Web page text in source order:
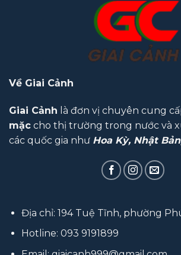
Về Giai Cảnh
Giai Cảnh là đơn vị chuyên cung
mặc cho thị trường trong nước và
các quốc gia như Hoa Kỳ, Nhật
Địa chỉ: 194 Tuệ Tĩnh, phường
Hotline: 093 9191899